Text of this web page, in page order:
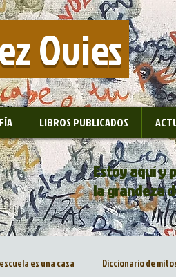
Ovies
LIBROS PUBLICADOS
Estoy aquí y
la grandeza
es una casa Diccionario de